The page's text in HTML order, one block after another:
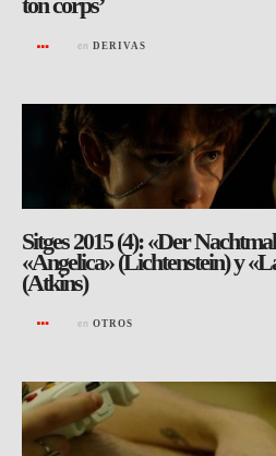
en DERIVAS
Sitges 2015 (4): «Der
«Angelica» (Lichtenstein) y
(Atkins)
en OTROS